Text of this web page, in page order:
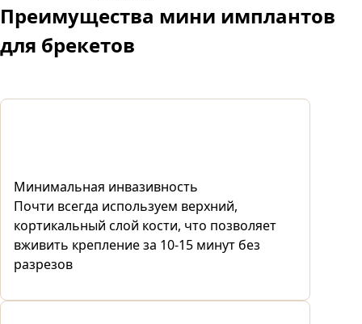
Преимущества мини имплантов
для брекетов
Минимальная инвазивность
Почти всегда используем верхний,
кортикальный слой кости, что позволяет
вживить крепление за 10-15 минут без
разрезов